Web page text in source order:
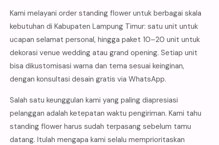
Kami melayani order standing flower untuk berbagai skala
kebutuhan di Kabupaten Lampung Timur: satu unit untuk
ucapan selamat personal, hingga paket 10–20 unit untuk
dekorasi venue wedding atau grand opening. Setiap unit
bisa dikustomisasi warna dan tema sesuai keinginan,
dengan konsultasi desain gratis via WhatsApp.
Salah satu keunggulan kami yang paling diapresiasi
pelanggan adalah ketepatan waktu pengiriman. Kami tahu
standing flower harus sudah terpasang sebelum tamu
datang. Itulah mengapa kami selalu memprioritaskan